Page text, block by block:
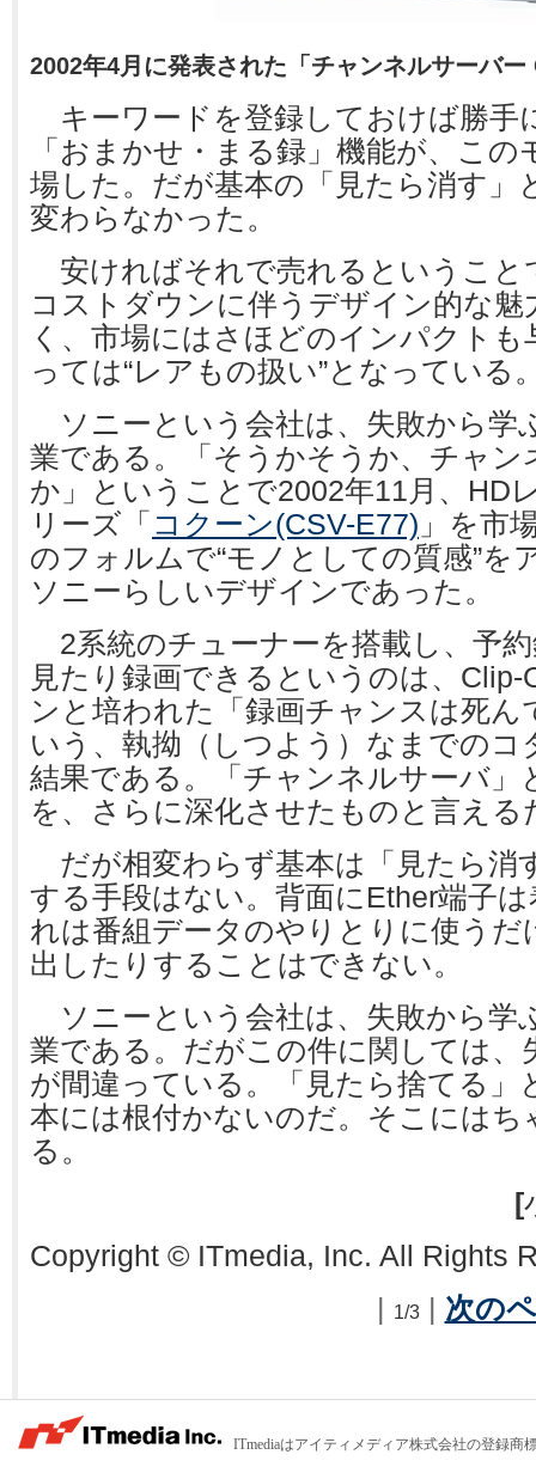
2002年4月に発表された「チャンネルサーバー
キーワードを登録しておけば勝手
「おまかせ・まる録」機能が、こ
場した。だが基本の「見たら消す」
変わらなかった。
安ければそれで売れるということ
コストダウンに伴うデザイン的な魅
く、市場にはさほどのインパクト
っては“レアもの扱い”となっている
ソニーという会社は、失敗から学
業である。「そうかそうか、チャン
か」ということで2002年11月、HD
リーズ「 コクーン(CSV-E77) 」を市
のフォルムで“モノとしての質感”を
ソニーらしいデザインであった。
2系統のチューナーを搭載し、予
見たり録画できるというのは、
ンと培われた「録画チャンスは死ん
いう、執拗（しつよう）なまでのコ
結果である。「チャンネルサーバ」
を、さらに深化させたものと言える
だが相変わらず基本は「見たら消
する手段はない。背面にEther端子
れは番組データのやりとりに使うだ
出したりすることはできない。
ソニーという会社は、失敗から学
業である。だがこの件に関しては、
が間違っている。「見たら捨てる」
本には根付かないのだ。そこにはち
る。
[
Copyright © ITmedia, Inc. All Rights
| 1/3| 次の
ITmediaはアイティメディア株式会社の登録商